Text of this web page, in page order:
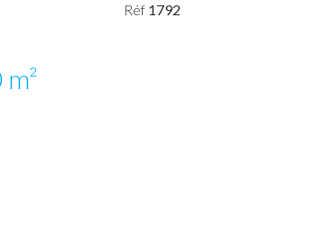
Maison 4 pièce(s) 3 chambre(s) 70 m²
Réf 1792